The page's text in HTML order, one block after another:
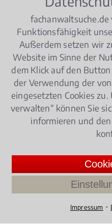
Chef von mir verlangen?
vor?
im Hinblick auf
nicht einverstanden sind,
Berater und
achten müssen!
fachanwaltsuche.de
Funktionsfähigkeit
Außerdem setzen wir
Website im Sinne der
dem Klick auf den Button
der Verwendung der
eingesetzten Cookies
verwalten“ können Sie
informieren und
Impressum ⁃